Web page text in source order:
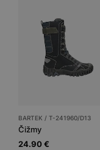
BARTEK / T-241960/D13
Čižmy
24.90 €